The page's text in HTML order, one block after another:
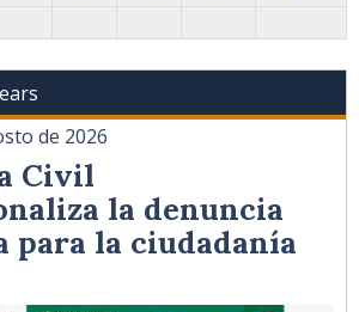
de 2026
Civil
la denuncia
para la ciudadanía